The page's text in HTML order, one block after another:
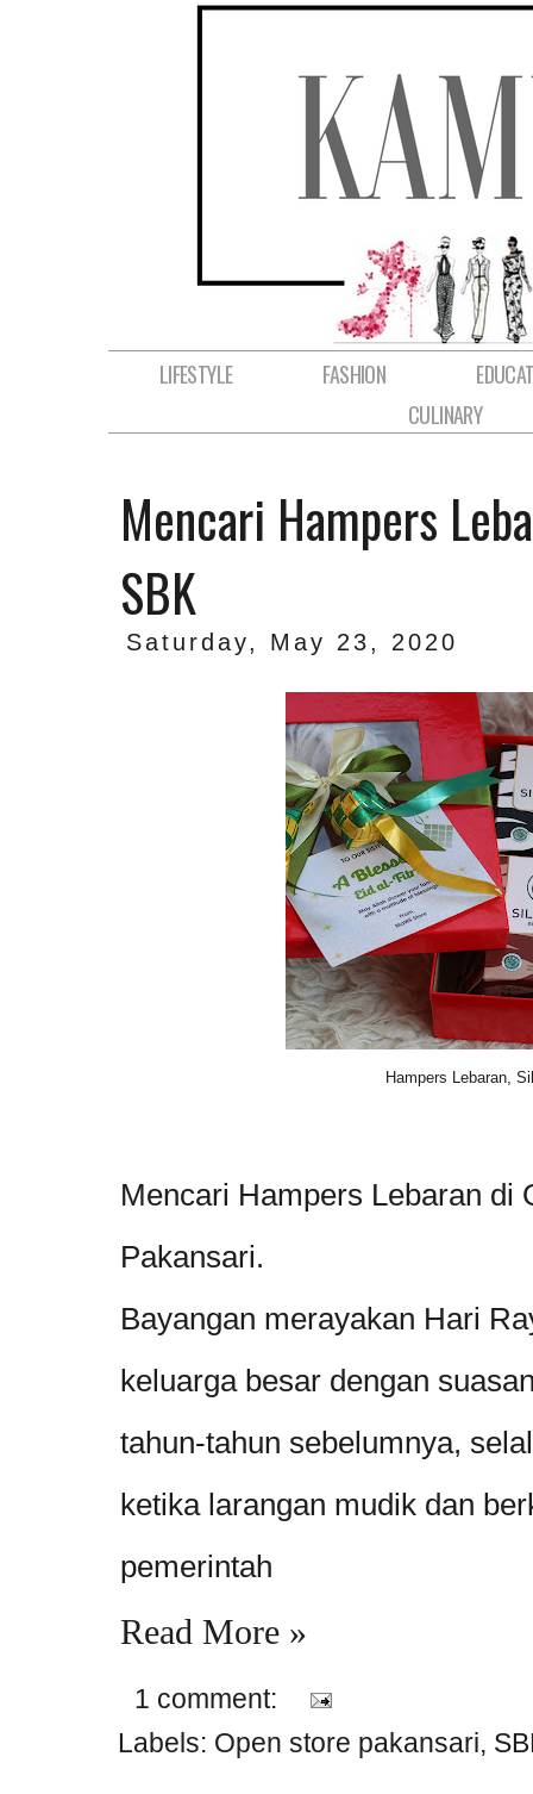
LIFESTYLE FASHION
CULINARY
Mencari Hampers
SBK
Saturday, May 23, 2020
Hampers Lebaran,
Mencari Hampers Lebaran di
Pakansari.
Bayangan merayakan Hari
keluarga besar dengan
tahun-tahun sebelumnya,
ketika larangan mudik dan
pemerintah
Read More »
1 comment:
Labels: Open store pakansari,